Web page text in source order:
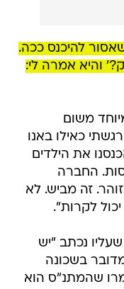
שאסור להיכנס ככה.
והיא אמרה לי:
משום
כאילו באנו
את הילדים
החברה
זה מביש. לא
לקרות".
נכתב "יש
בשכונה
שהמתנ"ס הוא